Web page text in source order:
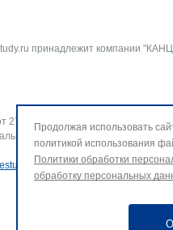
принадлежит компании
27.07.2006 г. № 152-ФЗ «О
данных и использование
.
Продолжая использовать
политикой использования
Политики обработки
обработку персональных